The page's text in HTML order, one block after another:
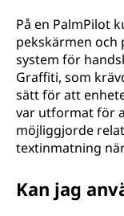
På en PalmPilot
pekskärmen och
system för
Graffiti, som
sätt för att
var utformat för
möjliggjorde
textinmatning
Kan jag